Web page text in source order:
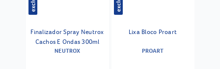
Finalizador Spray Neutrox
Cachos E Ondas 300ml
NEUTROX
Lixa Bloco Proart
PROART